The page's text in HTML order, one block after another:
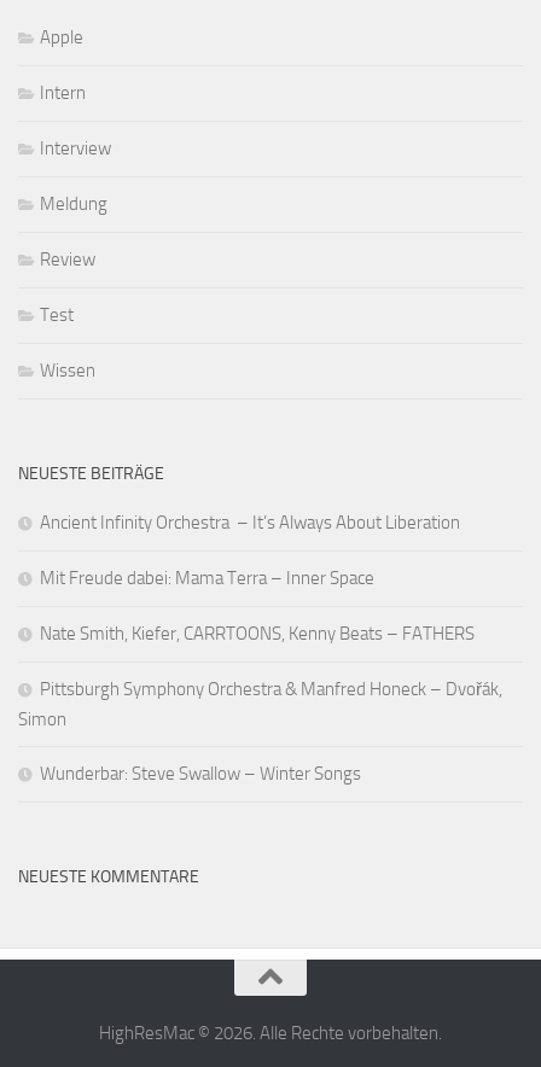
Apple
Intern
Interview
Meldung
Review
Test
Wissen
NEUESTE BEITRÄGE
Ancient Infinity Orchestra – It’s Always About Liberation
Mit Freude dabei: Mama Terra – Inner Space
Nate Smith, Kiefer, CARRTOONS, Kenny Beats – FATHERS
Pittsburgh Symphony Orchestra & Manfred Honeck – Dvořák,
Simon
Wunderbar: Steve Swallow – Winter Songs
NEUESTE KOMMENTARE
HighResMac © 2026. Alle Rechte vorbehalten.